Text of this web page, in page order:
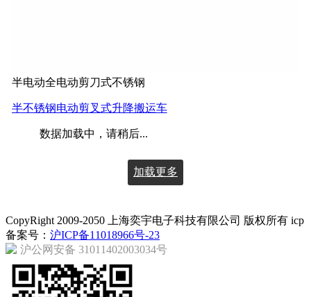
半电动全电动剪刀式不锈钢
半不锈钢电动剪叉式升降搬运车
数据加载中，请稍后...
加载更多
CopyRight 2009-2050 上海奕宇电子科技有限公司 版权所有 icp
备案号： 沪ICP备11018966号-23
沪公网安备 31011402003034号